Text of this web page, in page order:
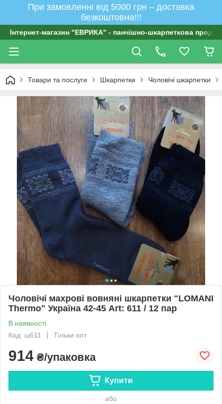
При замовленні від 5000 грн – доставка
безкоштовна!!!
Інтернет-магазин "ЕВРИКА" - панчішно-шкарпеткова
Товари та послуги Шкарпетки Чоловічі шкарпетки
Чоловічі махрові вовняні шкарпетки "LOMANI
Thermo" Україна 42-45 Art: 611 / 12 пар
В наявності
Код: ш611
Тільки опт
914 ₴/упаковка
Купити
або